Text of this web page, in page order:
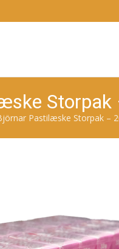
Pastilæske Storpak –